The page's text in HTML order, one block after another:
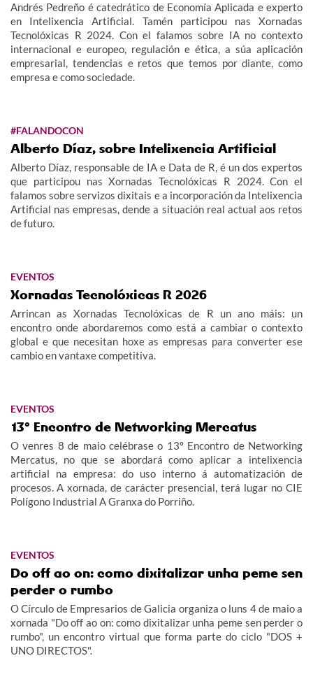
Andrés Pedreño é catedrático de Economía Aplicada e experto
en Intelixencia Artificial. Tamén participou nas Xornadas
Tecnolóxicas R 2024. Con el falamos sobre IA no contexto
internacional e europeo, regulación e ética, a súa aplicación
empresarial, tendencias e retos que temos por diante, como
empresa e como sociedade.
#FALANDOCON
Alberto Díaz, sobre Intelixencia Artificial
Alberto Díaz, responsable de IA e Data de R, é un dos expertos
que participou nas Xornadas Tecnolóxicas R 2024. Con el
falamos sobre servizos dixitais e a incorporación da Intelixencia
Artificial nas empresas, dende a situación real actual aos retos
de futuro.
EVENTOS
Xornadas Tecnolóxicas R 2026
Arrincan as Xornadas Tecnolóxicas de R un ano máis: un
encontro onde abordaremos como está a cambiar o contexto
global e que necesitan hoxe as empresas para converter ese
cambio en vantaxe competitiva.
EVENTOS
13º Encontro de Networking Mercatus
O venres 8 de maio celébrase o 13º Encontro de Networking
Mercatus, no que se abordará como aplicar a intelixencia
artificial na empresa: do uso interno á automatización de
procesos. A xornada, de carácter presencial, terá lugar no CIE
Polígono Industrial A Granxa do Porriño.
EVENTOS
Do off ao on: como dixitalizar unha peme sen
perder o rumbo
O Círculo de Empresarios de Galicia organiza o luns 4 de maio a
xornada "Do off ao on: como dixitalizar unha peme sen perder o
rumbo", un encontro virtual que forma parte do ciclo "DOS +
UNO DIRECTOS".